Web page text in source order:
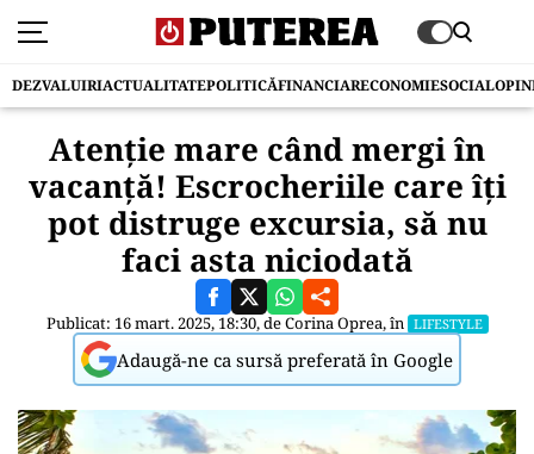
DEZVALUIRIACTUALITATEPOLITICĂFINANCIARECONOMIESOCIAL
Atenție mare când mergi în
vacanță! Escrocheriile care îți
pot distruge excursia, să nu
faci asta niciodată
Publicat: 16 mart. 2025, 18:30, deCorina Oprea, în LIFESTYLE
Adaugă-ne ca sursă preferată în Google